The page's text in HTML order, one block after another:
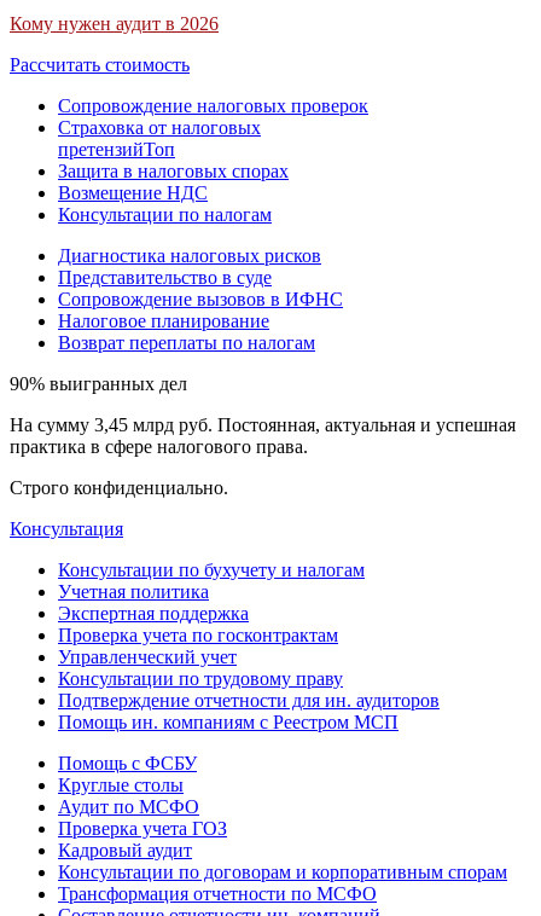
Кому нужен аудит в 2026
Рассчитать стоимость
Сопровождение налоговых проверок
Страховка от налоговых
претензийТоп
Защита в налоговых спорах
Возмещение НДС
Консультации по налогам
Диагностика налоговых рисков
Представительство в суде
Сопровождение вызовов в ИФНС
Налоговое планирование
Возврат переплаты по налогам
90% выигранных дел
На сумму 3,45 млрд руб. Постоянная, актуальная и успешная
практика в сфере налогового права.
Строго конфиденциально.
Консультация
Консультации по бухучету и налогам
Учетная политика
Экспертная поддержка
Проверка учета по госконтрактам
Управленческий учет
Консультации по трудовому праву
Подтверждение отчетности для ин. аудиторов
Помощь ин. компаниям с Реестром МСП
Помощь с ФСБУ
Круглые столы
Аудит по МСФО
Проверка учета ГОЗ
Кадровый аудит
Консультации по договорам и корпоративным спорам
Трансформация отчетности по МСФО